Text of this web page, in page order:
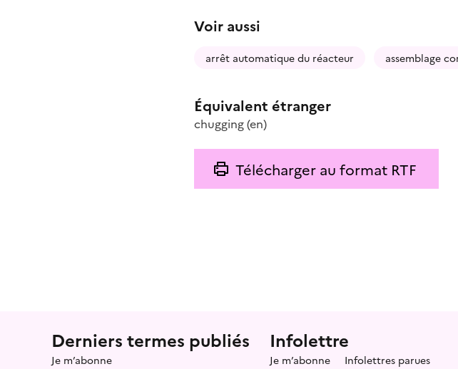
Voir aussi
arrêt automatique du réacteur assemblage
Équivalent étranger
chugging(en)
Télécharger au format RTF
Menu prefooter
Derniers termes publiés
Je m’abonne
Infolettre
Je m’abonne Infolettres parues